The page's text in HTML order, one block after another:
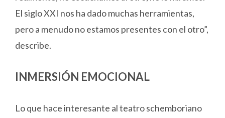
El siglo XXI nos ha dado muchas herramientas,
pero a menudo no estamos presentes con el otro”,
describe.
INMERSIÓN EMOCIONAL
Lo que hace interesante al teatro schemboriano